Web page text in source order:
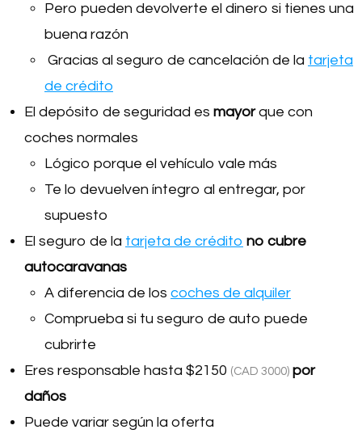
Pero pueden devolverte el dinero si tienes una
buena razón
Gracias al seguro de cancelación de la tarjeta
de crédito
El depósito de seguridad es mayorque con
coches normales
Lógico porque el vehículo vale más
Te lo devuelven íntegro al entregar, por
supuesto
El seguro de la tarjeta de crédito no cubre
autocaravanas
A diferencia de los coches de alquiler
Comprueba si tu seguro de auto puede
cubrirte
Eres responsable hasta $2150 (CAD 3000) por
daños
Puede variar según la oferta